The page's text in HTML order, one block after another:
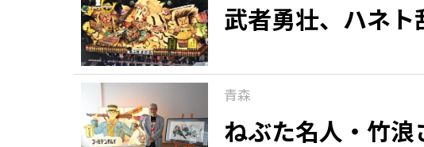
武者勇壮、ハネ
青森
ねぶた名人・竹